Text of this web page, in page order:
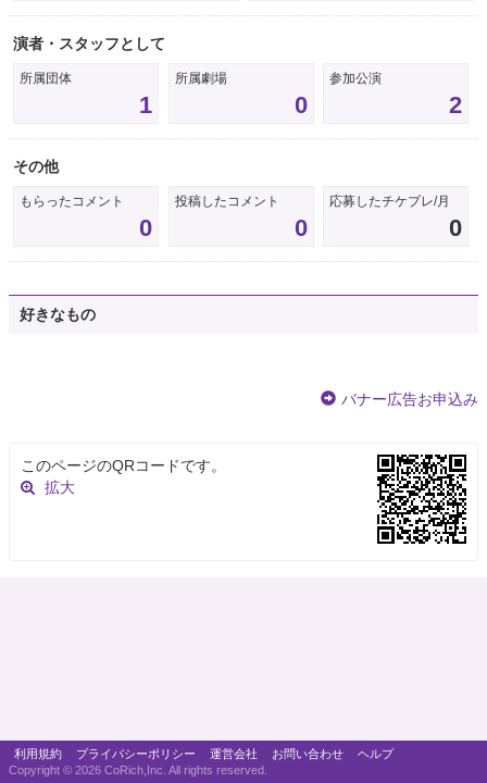
演者・スタッフとして
所属団体
1
所属劇場
0
参加公演
2
その他
もらったコメント
0
投稿したコメント
0
応募したチケプレ/月
0
好きなもの
バナー広告お申込み
このページのQRコードです。
拡大
利用規約 プライバシーポリシー 運営会社 お問い合わせ
ヘルプ
Copyright © 2026 CoRich,Inc. All rights reserved.